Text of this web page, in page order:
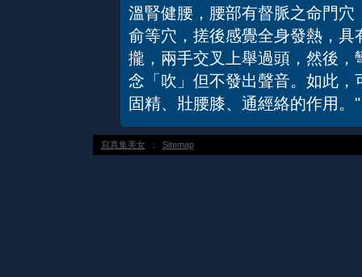
溫腎健腰，腰部有督脈之命門
俞等穴，搓後感覺全身發熱，
攏，兩手交叉上舉過頭，然後
念「吹」但不發出聲音。如此
固精、壯腰膝、通經絡的作用。"
寫真集美女 ： Sitemap